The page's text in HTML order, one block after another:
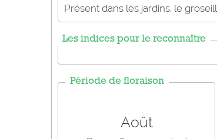
Présent dans les jardins, le
Les indices pour le reconnaître
Période de floraison
Août